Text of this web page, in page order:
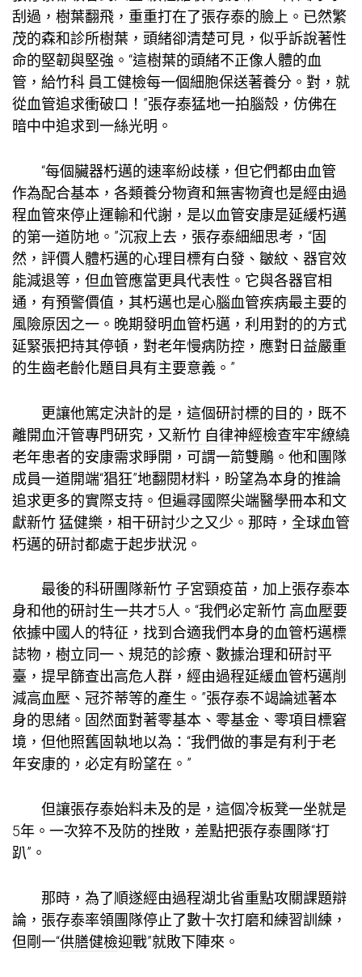
刮過，樹葉翻飛，重重打在了張存泰的臉上。已然繁
茂的森和診所樹葉，頭緒卻清楚可見，似乎訴說著性
命的堅韌與堅強。“這樹葉的頭緒不正像人體的血
管，給竹科 員工健檢每一個細胞保送著養分。對，就
從血管追求衝破口！”張存泰猛地一拍腦殼，仿佛在
暗中中追求到一絲光明。
“每個臟器朽邁的速率紛歧樣，但它們都由血管
作為配合基本，各類養分物資和無害物資也是經由過
程血管來停止運輸和代謝，是以血管安康是延緩朽邁
的第一道防地。”沉寂上去，張存泰細細思考，“固
然，評價人體朽邁的心理目標有白發、皺紋、器官效
能減退等，但血管應當更具代表性。它與各器官相
通，有預警價值，其朽邁也是心腦血管疾病最主要的
風險原因之一。晚期發明血管朽邁，利用對的的方式
延緊張把持其停頓，對老年慢病防控，應對日益嚴重
的生齒老齡化題目具有主要意義。”
更讓他篤定決計的是，這個研討標的目的，既不
離開血汗管專門研究，又新竹 自律神經檢查牢牢繚繞
老年患者的安康需求睜開，可謂一箭雙鵰。他和團隊
成員一道開端“猖狂”地翻閱材料，盼望為本身的推論
追求更多的實際支持。但遍尋國際尖端醫學冊本和文
獻新竹 猛健樂 ，相干研討少之又少。那時，全球血管
朽邁的研討都處于起步狀況。
最後的科研團隊新竹 子宮頸疫苗 ，加上張存泰本
身和他的研討生一共才5人。“我們必定新竹 高血壓要
依據中國人的特征，找到合適我們本身的血管朽邁標
誌物，樹立同一、規范的診療、數據治理和研討平
臺，提早篩查出高危人群，經由過程延緩血管朽邁削
減高血壓、冠芥蒂等的產生。”張存泰不竭論述著本
身的思緒。固然面對著零基本、零基金、零項目標窘
境，但他照舊固執地以為：“我們做的事是有利于老
年安康的，必定有盼望在。”
但讓張存泰始料未及的是，這個冷板凳一坐就是
5年。一次猝不及防的挫敗，差點把張存泰團隊“打
趴”。
那時，為了順遂經由過程湖北省重點攻關課題辯
論，張存泰率領團隊停止了數十次打磨和練習訓練，
但剛一“供膳健檢迎戰”就敗下陣來。